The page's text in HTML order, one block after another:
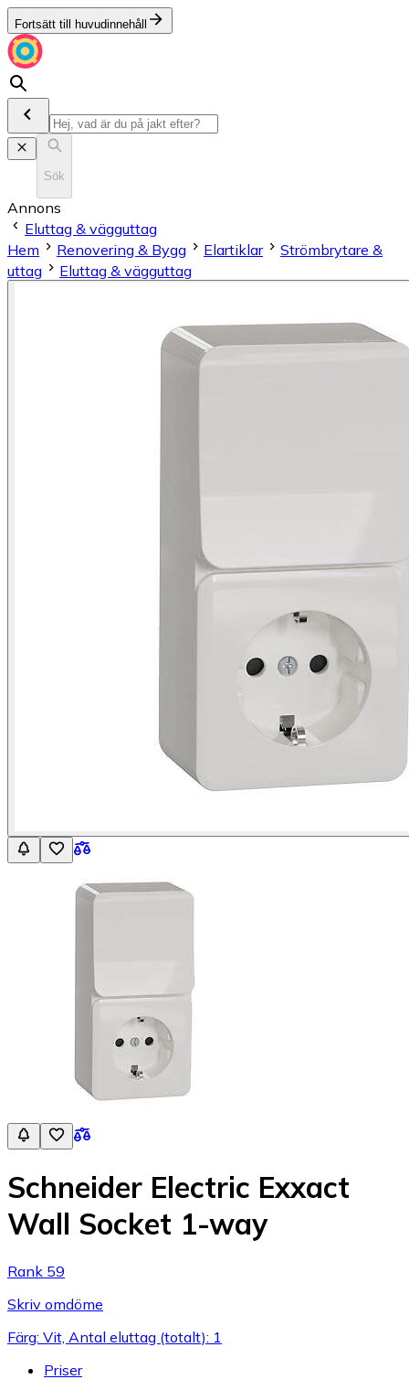
Fortsätt till huvudinnehåll
Sök
Annons
Eluttag & vägguttag
Hem
Renovering & Bygg Elartiklar
Strömbrytare &
uttag
Eluttag & vägguttag
Schneider Electric Exxact
Wall Socket 1-way
Rank 59
Skriv omdöme
Färg: Vit, Antal eluttag (totalt): 1
Priser